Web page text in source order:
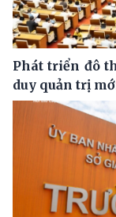
Phát triển đô
duy quản trị